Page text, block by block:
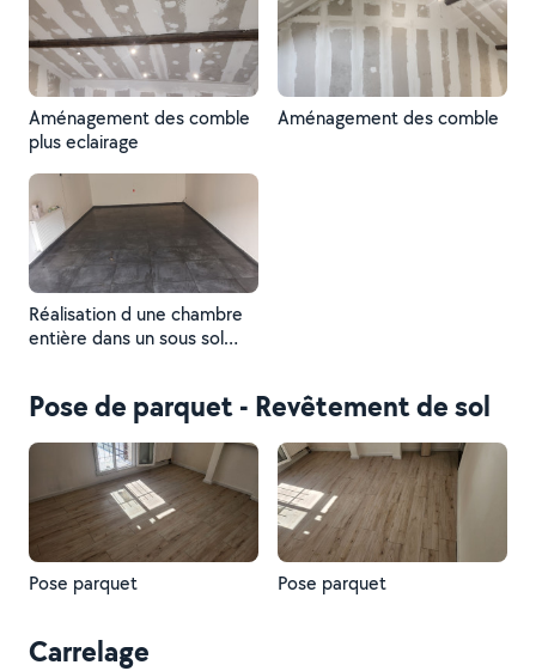
Aménagement des comble
plus eclairage
Aménagement des comble
Réalisation d une chambre
entière dans un sous sol
Pose de parquet - Revêtement de sol
Pose parquet Pose parquet
Carrelage